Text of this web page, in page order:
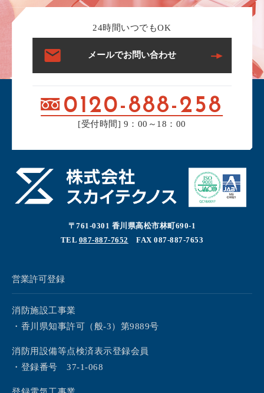
24時間いつでもOK
メールでお問い合わせ
0120-888-258
[受付時間] 9：00～18：00
〒761-0301 香川県高松市林町690-1
TEL 087-887-7652 FAX 087-887-7653
営業許可登録
消防施設工事業
・香川県知事許可（般-3）第9889号
消防用設備等点検済表示登録会員
・登録番号 37-1-068